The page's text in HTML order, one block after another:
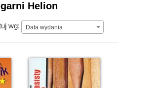
Helion
wg: Data wydania
Data wydania